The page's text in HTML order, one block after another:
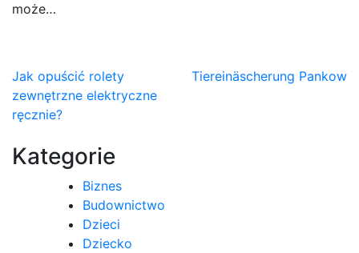
może…
Nawigacja
wpisu
Jak opuścić rolety
zewnętrzne elektryczne
ręcznie?
Tiereinäscherung Pankow
Kategorie
Biznes
Budownictwo
Dzieci
Dziecko